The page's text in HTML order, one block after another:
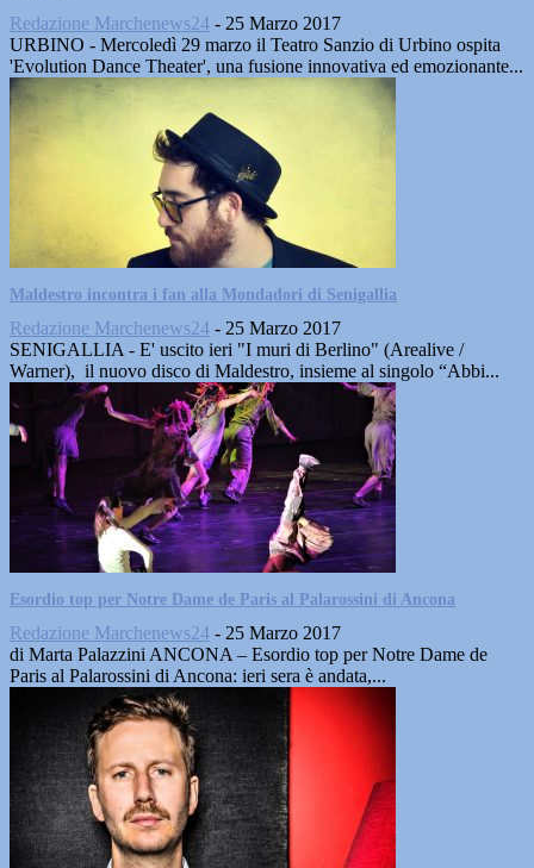
Redazione Marchenews24 - 25 Marzo 2017
URBINO - Mercoledì 29 marzo il Teatro Sanzio di Urbino ospita
'Evolution Dance Theater', una fusione innovativa ed emozionante...
Maldestro incontra i fan alla Mondadori di Senigallia
Redazione Marchenews24 - 25 Marzo 2017
SENIGALLIA - E' uscito ieri "I muri di Berlino" (Arealive /
Warner), il nuovo disco di Maldestro, insieme al singolo “Abbi...
Esordio top per Notre Dame de Paris al Palarossini di Ancona
Redazione Marchenews24 - 25 Marzo 2017
di Marta Palazzini ANCONA – Esordio top per Notre Dame de
Paris al Palarossini di Ancona: ieri sera è andata,...